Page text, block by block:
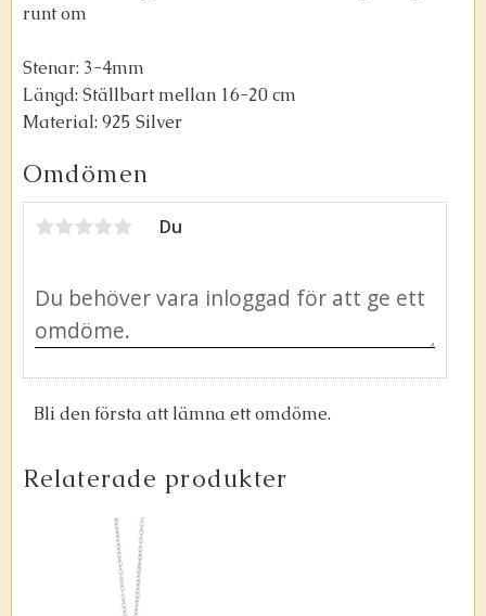
runt om
Stenar: 3-4mm
Längd: Ställbart mellan 16-20 cm
Material: 925 Silver
Omdömen
Du
Bli den första att lämna ett omdöme.
Relaterade produkter